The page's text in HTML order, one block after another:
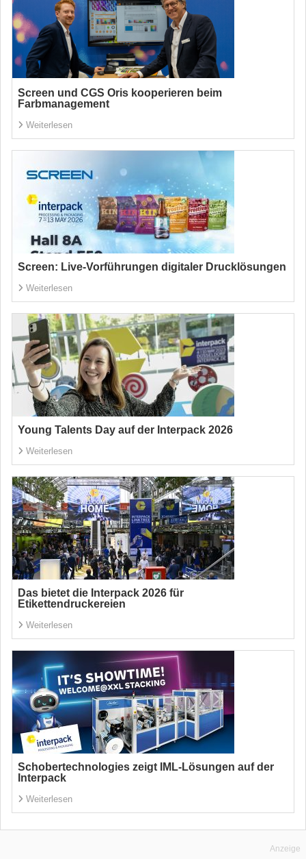
Screen und CGS Oris kooperieren beim
Farbmanagement
Weiterlesen
Screen: Live-Vorführungen digitaler Drucklösungen
Weiterlesen
Young Talents Day auf der Interpack 2026
Weiterlesen
Das bietet die Interpack 2026 für
Etikettendruckereien
Weiterlesen
Schobertechnologies zeigt IML-Lösungen auf der
Interpack
Weiterlesen
Anzeige